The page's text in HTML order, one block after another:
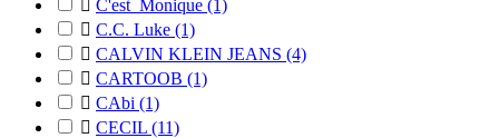
 C'est_Monique (1)
 C.C. Luke (1)
 CALVIN KLEIN JEANS (4)
 CARTOOB (1)
 CAbi (1)
 CECIL (11)